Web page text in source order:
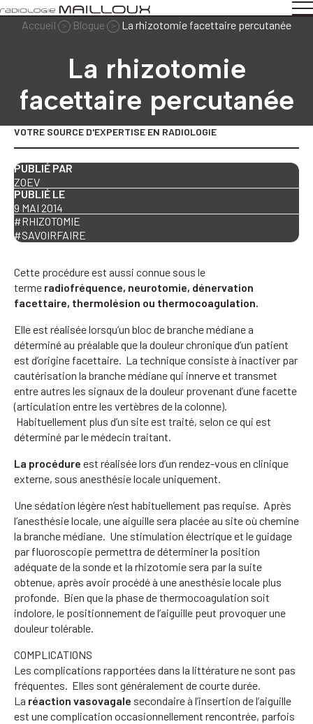
Accueil > Blogue > La rhizotomie facettaire percutanée
La rhizotomie
facettaire percutanée
VOTRE SOURCE D'EXPERTISE EN RADIOLOGIE
Cette procédure est aussi connue sous le
terme radiofréquence, neurotomie, dénervation
facettaire, thermolésion ou thermocoagulation.
Elle est réalisée lorsqu’un bloc de branche médiane a
déterminé au préalable que la douleur chronique d’un patient
est d’origine facettaire. La technique consiste à inactiver par
cautérisation la branche médiane qui innerve et transmet
entre autres les signaux de la douleur provenant d’une facette
(articulation entre les vertèbres de la colonne).
Habituellement plus d’un site est traité, selon ce qui est
déterminé par le médecin traitant.
La procédure est réalisée lors d’un rendez-vous en clinique
externe, sous anesthésie locale uniquement.
Une sédation légère n’est habituellement pas requise. Après
l’anesthésie locale, une aiguille sera placée au site où chemine
la branche médiane. Une stimulation électrique et le guidage
par fluoroscopie permettra de déterminer la position
adéquate de la sonde et la rhizotomie sera par la suite
obtenue, après avoir procédé à une anesthésie locale plus
profonde. Bien que la phase de thermocoagulation soit
indolore, le positionnement de l’aiguille peut provoquer une
douleur tolérable.
COMPLICATIONS
Les complications rapportées dans la littérature ne sont pas
fréquentes. Elles sont généralement de courte durée.
La réaction vasovagale secondaire à l’insertion de l’aiguille
est une complication occasionnellement rencontrée, parfois
PUBLIÉ PAR
ZOEV
PUBLIÉ LE
9 MAI 2014
#RHIZOTOMIE
#SAVOIRFAIRE